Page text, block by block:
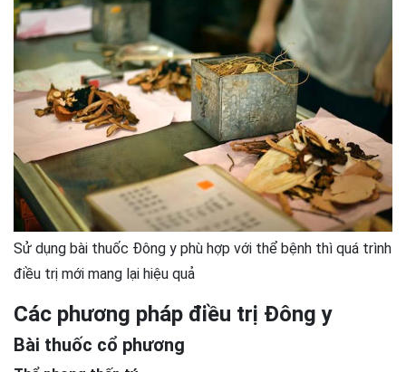
Sử dụng bài thuốc Đông y phù hợp với thể bệnh thì quá trình
điều trị mới mang lại hiệu quả
Các phương pháp điều trị Đông y
Bài thuốc cổ phương